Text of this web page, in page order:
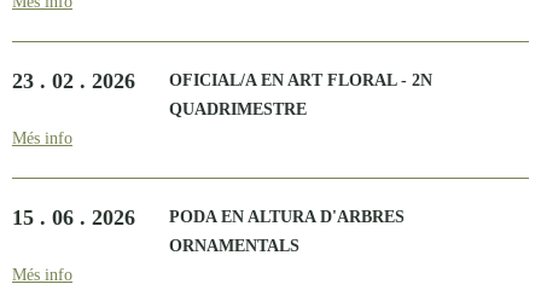
23 . 02 . 2026
OFICIAL/A EN ART FLORAL - 2N
QUADRIMESTRE
Més info
15 . 06 . 2026
PODA EN ALTURA D'ARBRES
ORNAMENTALS
Més info